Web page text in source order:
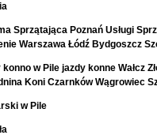
Sprzątająca Poznań Usługi
Warszawa Łódź Bydgoszcz
w Pile jazdy konne Wałcz
Koni Czarnków Wągrowiec
w Pile